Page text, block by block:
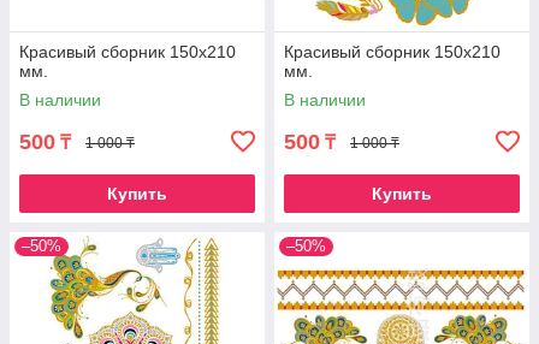
Красивый сборник 150х210
мм.
В наличии
500 ₸ 1 000 ₸
Купить
Красивый сборник 150х210
мм.
В наличии
500 ₸ 1 000 ₸
Купить
–50% –50%